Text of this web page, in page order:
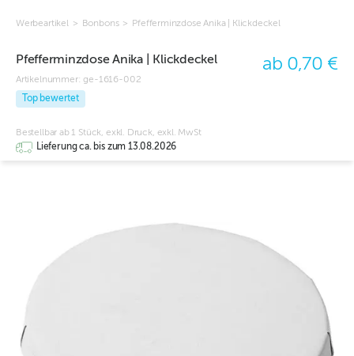
Werbeartikel > Bonbons > Pfefferminzdose Anika | Klickdeckel
Pfefferminzdose Anika | Klickdeckel
Artikelnummer: ge-1616-002
Top bewertet
ab 0,70 €
Bestellbar ab 1 Stück, exkl. Druck, exkl. MwSt
Lieferung ca. bis zum 13.08.2026